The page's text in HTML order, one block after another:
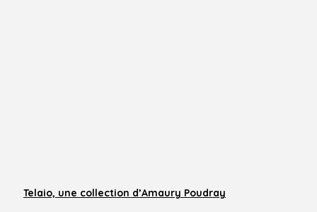
Telaio, une collection d’Amaury Poudray